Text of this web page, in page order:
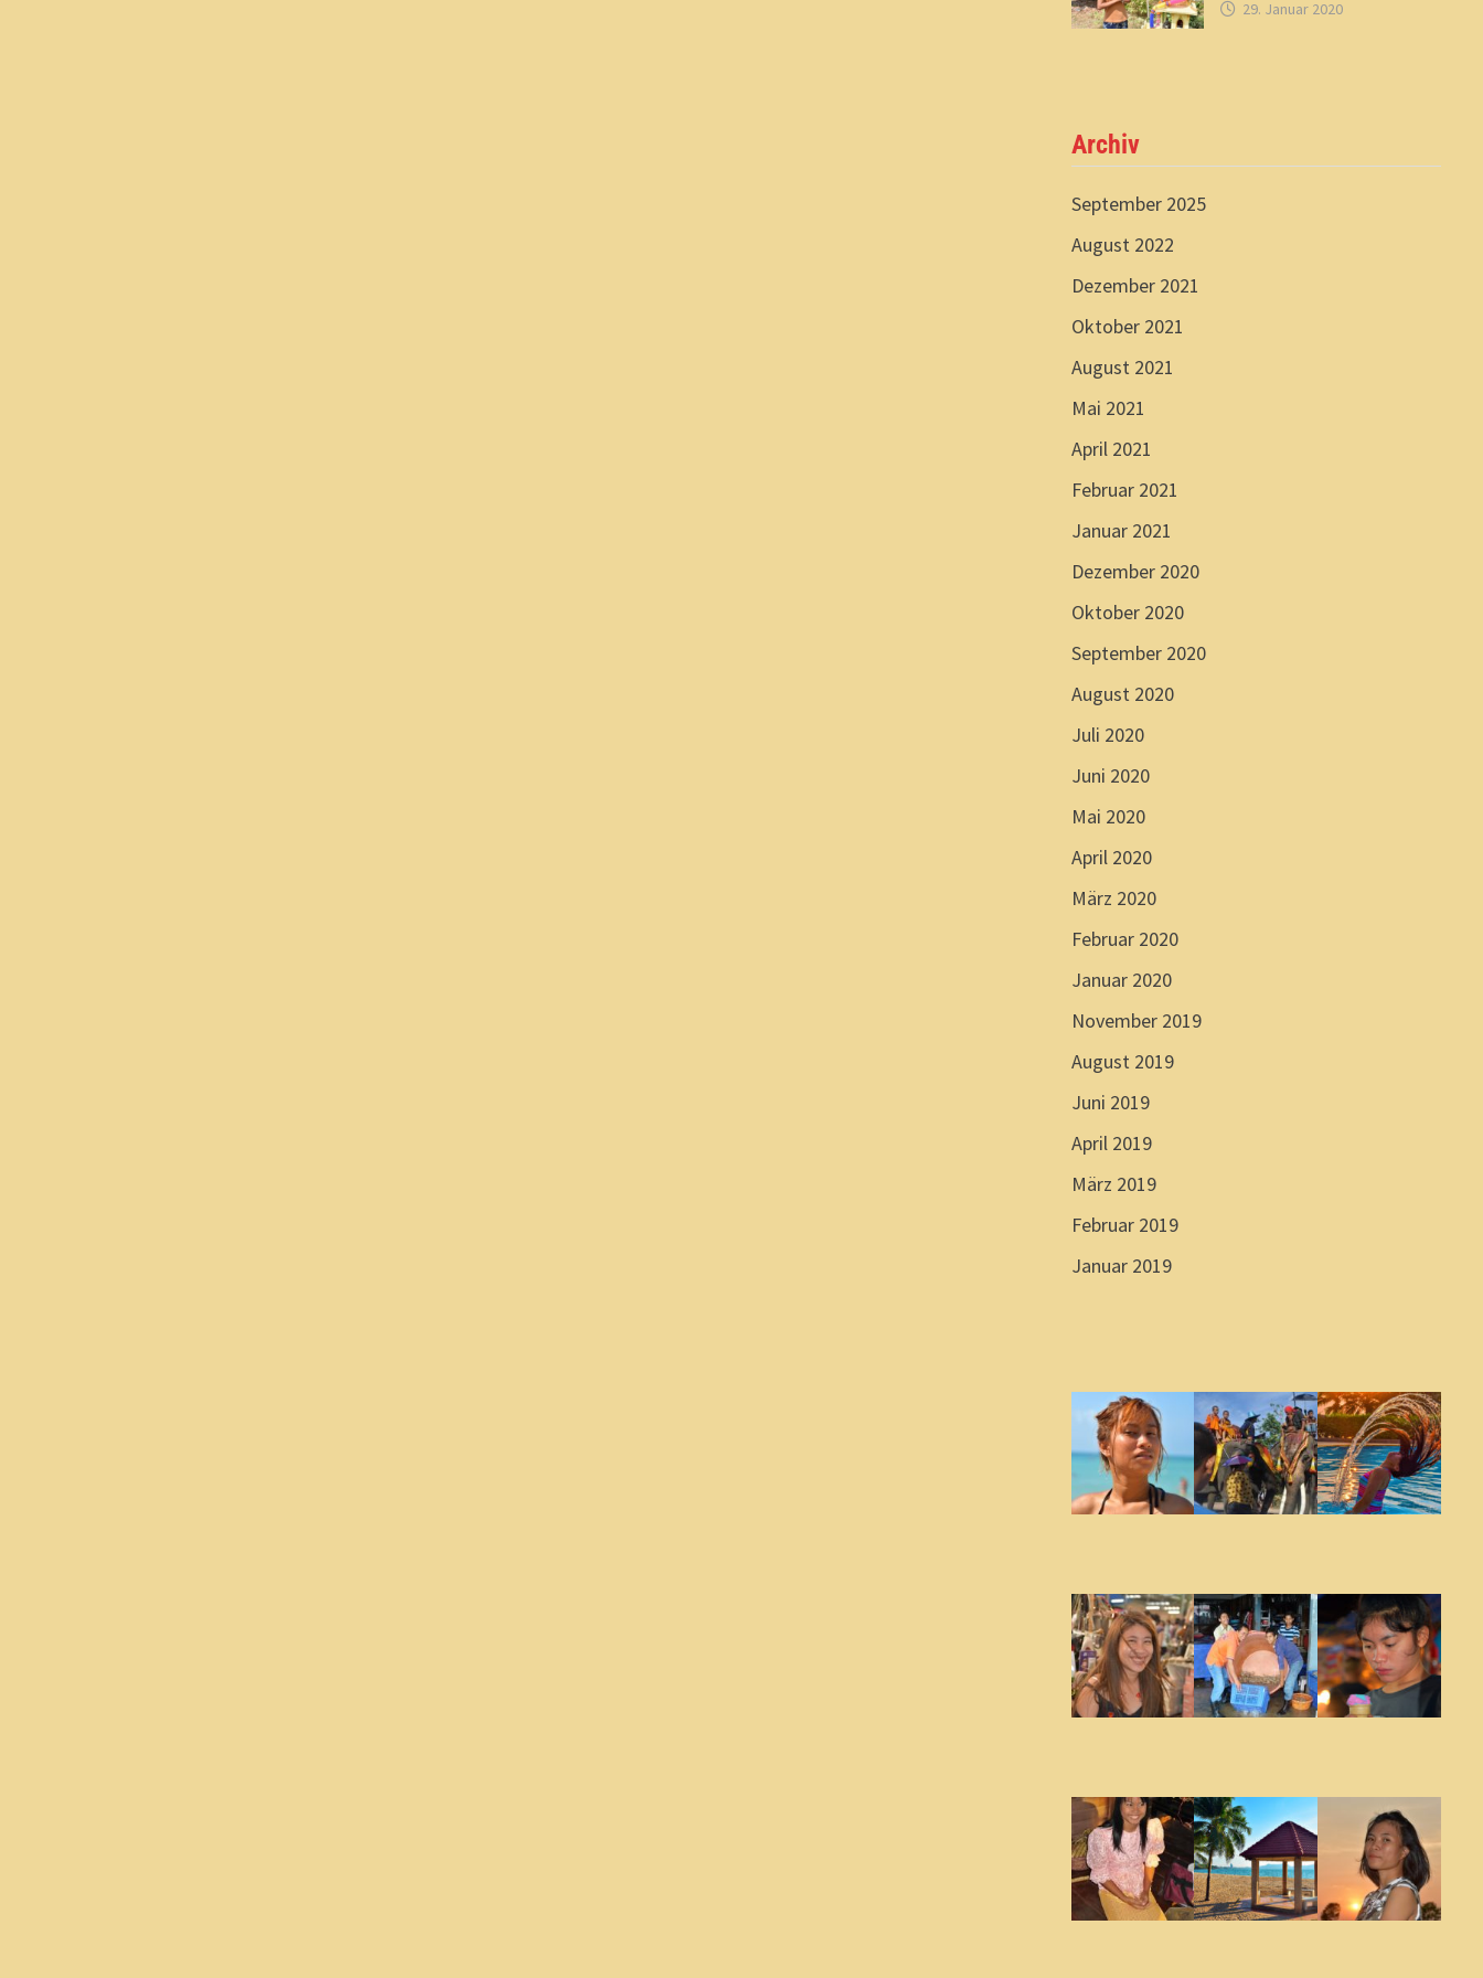
29. Januar 2020
Archiv
September 2025
August 2022
Dezember 2021
Oktober 2021
August 2021
Mai 2021
April 2021
Februar 2021
Januar 2021
Dezember 2020
Oktober 2020
September 2020
August 2020
Juli 2020
Juni 2020
Mai 2020
April 2020
März 2020
Februar 2020
Januar 2020
November 2019
August 2019
Juni 2019
April 2019
März 2019
Februar 2019
Januar 2019